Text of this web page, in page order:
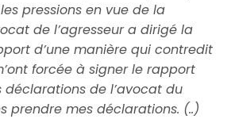
pressions en vue de la
de l’agresseur a dirigé la
d’une manière qui contredit
forcée à signer le rapport
de l’avocat du
prendre mes déclarations. (..)